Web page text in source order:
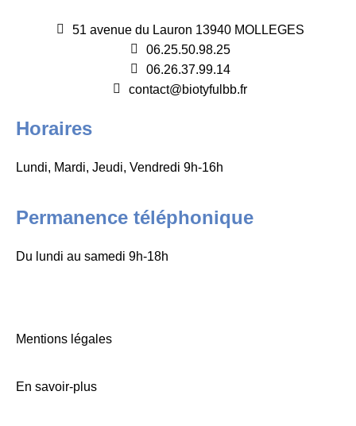
51 avenue du Lauron 13940 MOLLEGES
06.25.50.98.25
06.26.37.99.14
contact@biotyfulbb.fr
Horaires
Lundi, Mardi, Jeudi, Vendredi 9h-16h
Permanence téléphonique
Du lundi au samedi 9h-18h
Mentions légales
En savoir-plus